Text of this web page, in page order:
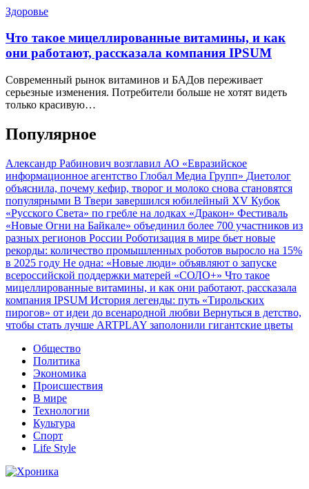
Здоровье
Что такое мицеллированные витамины, и как
они работают, рассказала компания IPSUM
Современный рынок витаминов и БАДов переживает
серьезные изменения. Потребители больше не хотят видеть
только красивую…
Популярное
Александр Рабинович возглавил АО «Евразийское
информационное агентство Глобал Медиа Групп» Диетолог
объяснила, почему кефир, творог и молоко снова становятся
популярными В Твери завершился юбилейный XV Кубок
«Русского Света» по гребле на лодках «Дракон» Фестиваль
«Новые Огни на Байкале» объединил более 700 участников из
разных регионов России Роботизация в мире бьет новые
рекорды: количество промышленных роботов выросло на 15%
в 2025 году Не одна: «Новые люди» объявляют о запуске
всероссийской поддержки матерей «СОЛО+» Что такое
мицеллированные витамины, и как они работают, рассказала
компания IPSUM История легенды: путь «Тирольских
пирогов» от идеи до всенародной любви Вернуться в детство,
чтобы стать лучше ARTPLAY заполонили гигантские цветы
Общество
Политика
Экономика
Происшествия
В мире
Технологии
Культура
Спорт
Life Style